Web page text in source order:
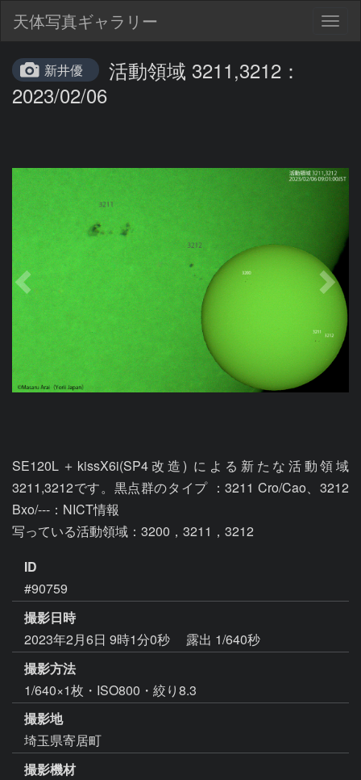
天体写真ギャラリー
新井優
活動領域 3211,3212：
2023/02/06
SE120L＋kissX6i(SP4改造) による新たな活動領域
3211,3212です。黒点群のタイプ ：3211 Cro/Cao、3212
Bxo/---：NICT情報
写っている活動領域：3200，3211，3212
ID
#90759
撮影日時
2023年2月6日 9時1分0秒
露出 1/640秒
撮影方法
1/640×1枚・ISO800・絞り8.3
撮影地
埼玉県寄居町
撮影機材